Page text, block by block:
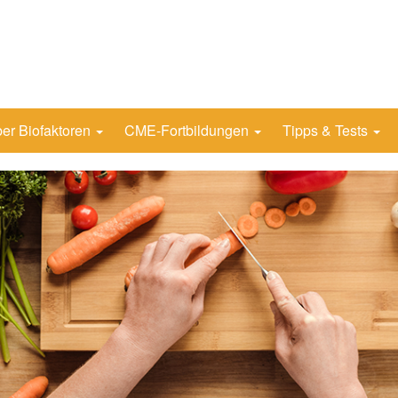
Biofaktoren CME-Fortbildungen Tipps & Tests